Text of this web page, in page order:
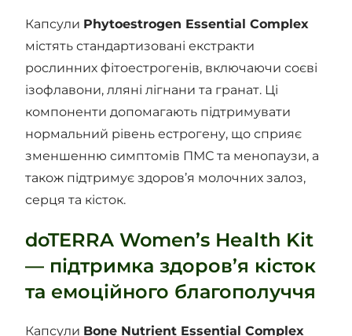
Капсули Phytoestrogen Essential Complex
містять стандартизовані екстракти
рослинних фітоестрогенів, включаючи соєві
ізофлавони, лляні лігнани та гранат. Ці
компоненти допомагають підтримувати
нормальний рівень естрогену, що сприяє
зменшенню симптомів ПМС та менопаузи, а
також підтримує здоров’я молочних залоз,
серця та кісток.
doTERRA Women’s Health Kit
— підтримка здоров’я кісток
та емоційного благополуччя
Капсули Bone Nutrient Essential Complex